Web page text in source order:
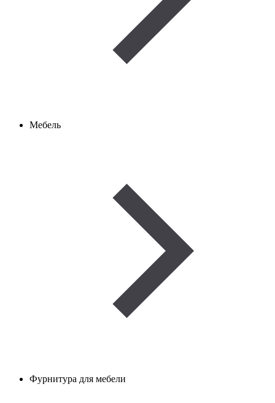
Мебель
Фурнитура для мебели